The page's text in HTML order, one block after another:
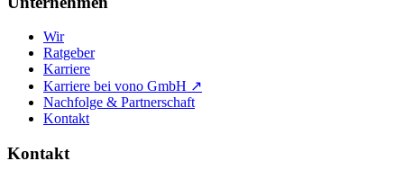
Wir
Ratgeber
Karriere
Karriere bei vono GmbH ↗
Nachfolge & Partnerschaft
Kontakt
Kontakt